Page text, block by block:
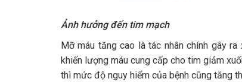
Ảnh hưởng đến tim mạch
Mỡ máu tăng cao là tác nhân chính gây
khiến lượng máu cung cấp cho tim giảm
thì mức độ nguy hiểm của bệnh cũng tăng